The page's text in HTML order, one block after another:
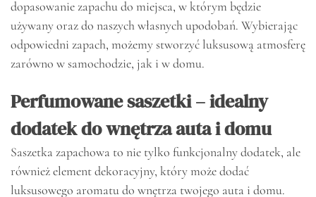
dopasowanie zapachu do miejsca, w którym będzie
używany oraz do naszych własnych upodobań. Wybierając
odpowiedni zapach, możemy stworzyć luksusową atmosferę
zarówno w samochodzie, jak i w domu.
Perfumowane saszetki – idealny
dodatek do wnętrza auta i domu
Saszetka zapachowa to nie tylko funkcjonalny dodatek, ale
również element dekoracyjny, który może dodać
luksusowego aromatu do wnętrza twojego auta i domu.